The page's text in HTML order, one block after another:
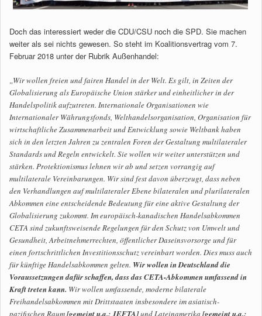
Doch das interessiert weder die CDU/CSU noch die SPD. Sie machen
weiter als sei nichts gewesen. So steht im Koalitionsvertrag vom 7.
Februar 2018 unter der Rubrik Außenhandel:
„Wir wollen freien und fairen Handel in der Welt. Es gilt, in Zeiten der
Globalisierung als Europäische Union stärker und einheitlicher in der
Handelspolitik aufzutreten. Internationale Organisationen wie
Internationaler Währungsfonds, Welthandelsorganisation, Organisation für
wirtschaftliche Zusammenarbeit und Entwicklung sowie Weltbank haben
sich in den letzten Jahren zu zentralen Foren der Gestaltung multilateraler
Standards und Regeln entwickelt. Sie wollen wir weiter unterstützen und
stärken. Protektionismus lehnen wir ab und setzen vorrangig auf
multilaterale Vereinbarungen. Wir sind fest davon überzeugt, dass neben
den Verhandlungen auf multilateraler Ebene bilateralen und plurilateralen
Abkommen eine entscheidende Bedeutung für eine aktive Gestaltung der
Globalisierung zukommt. Im europäisch-kanadischen Handelsabkommen
CETA sind zukunftsweisende Regelungen für den Schutz von Umwelt und
Gesundheit, Arbeitnehmerrechten, öffentlicher Daseinsvorsorge und für
einen fortschrittlichen Investitionsschutz vereinbart worden. Dies muss auch
für künftige Handelsabkommen gelten. Wir wollen in Deutschland die
Voraussetzungen dafür schaffen, dass das CETA-Abkommen umfassend in
Kraft treten kann. Wir wollen umfassende, moderne bilaterale
Freihandelsabkommen mit Drittstaaten insbesondere im asiatisch-
pazifischen Raum[gemeint u.a.: JEFTA]und Lateinamerika [gemeint u.a.: